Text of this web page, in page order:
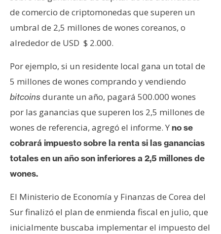
u
m
A
A
n
á
l
s
i
N
de comercio de criptomonedas que superen un
umbral de 2,5 millones de wones coreanos, o
alrededor de USD $ 2.000.
Por ejemplo, si un residente local gana un total de
5 millones de wones comprando y vendiendo
bitcoins durante un año, pagará 500.000 wones
por las ganancias que superen los 2,5 millones de
wones de referencia, agregó el informe. Yno se
cobrará impuesto sobre la renta si las ganancias
totales en un año son inferiores a 2,5 millones de
wones.
El Ministerio de Economía y Finanzas de Corea del
Sur finalizó el plan de enmienda fiscal en julio, que
inicialmente buscaba implementar el impuesto del